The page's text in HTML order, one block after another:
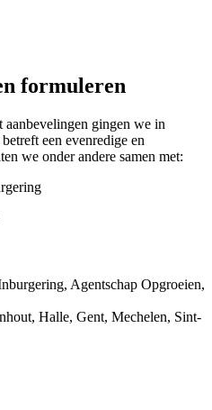
formuleren
aanbevelingen gingen we in
een evenredige en
we onder andere samen met:
Agentschap Opgroeien,
Halle, Gent, Mechelen, Sint-